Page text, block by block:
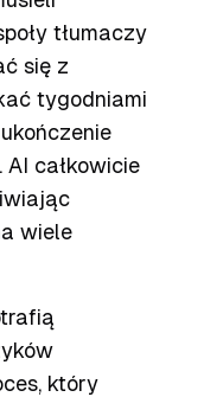
tłumaczy
się z
tygodniami
całkowicie
wiele
który